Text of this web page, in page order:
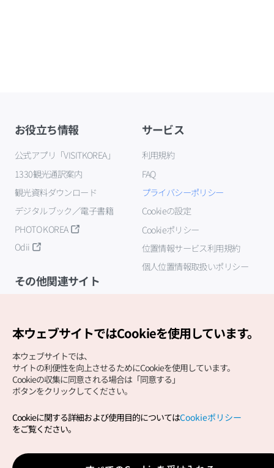
お役立ち情報
公式アプリ「VISITKOREA」
1330観光通訳案内
観光資料ダウンロード
デジタルブック／電子書籍
PHOTO KOREA
Odii
サービス
利用規約
FAQ
プライバシーポリシー
Cookieの設定
Cookieポリシー
位置情報サービス利用規約
個人位置情報取扱いポリシー
その他関連サイト
Copyright (c) Korea Tourism Organization All Rights
サイトエラー報告公式メール
japanese@knto.or.kr
本ウェブサイトではCookieを使用しています。
本ウェブサイトでは、
サイトの利便性を向上させるためにCookieを使用しています。
Cookieの収集に同意される場合は「同意する」
ボタンをクリックしてください。
Cookieに関する詳細および使用目的についてはCookieポリシー
をご覧ください。